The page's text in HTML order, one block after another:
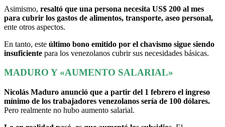
Asimismo, resaltó que una persona necesita US$ 200 al mes
para cubrir los gastos de alimentos, transporte, aseo personal,
ente otros aspectos.
En tanto, este último bono emitido por el chavismo sigue siendo
insuficiente para los venezolanos cubrir sus necesidades básicas.
MADURO Y «AUMENTO SALARIAL»
Nicolás Maduro anunció que a partir del 1 febrero el ingreso
mínimo de los trabajadores venezolanos sería de 100 dólares.
Pero realmente no hubo aumento salarial.